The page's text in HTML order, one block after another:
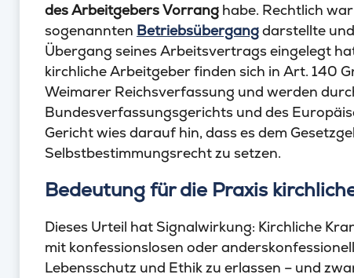
des Arbeitgebers Vorrang habe. Rechtlich
sogenannten Betriebsübergangdarstellte
Übergang seines Arbeitsvertrags eingelegt
kirchliche Arbeitgeber finden sich in Art. 140
Weimarer Reichsverfassung und werden
Bundesverfassungsgerichts und des
Gericht wies darauf hin, dass es dem
Selbstbestimmungsrecht zu setzen.
Bedeutung für die Praxis
Dieses Urteil hat Signalwirkung: Kirchliche
mit konfessionslosen oder
Lebensschutz und Ethik zu erlassen – und